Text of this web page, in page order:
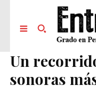
Un
sonoras